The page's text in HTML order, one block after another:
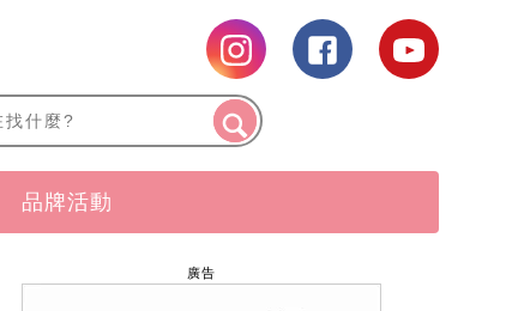
品牌活動
廣告